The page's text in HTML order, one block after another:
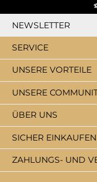
NEWSLETTER
SERVICE
ZAHLUNGS- UND
ÜBER UNS
SICHER EINKAUFEN
UNSERE VORTEILE
UNSERE